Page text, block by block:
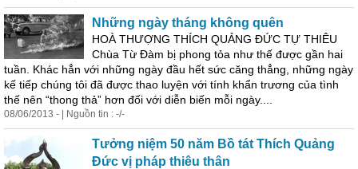
Những ngày tháng không quên
HOÀ THƯỢNG THÍCH QUẢNG ĐỨC TỰ THIÊU
Chùa Từ Đàm bị phong tỏa như thế được gần hai
tuần. Khác hẳn với những ngày đầu hết sức căng thẳng, những ngày
kế tiếp chúng tôi đã được thao luyện với tính khẩn trương của tình
thế nên “thong thả” hơn đối với diễn biến mỗi ngày....
08/06/2013 - | Nguồn tin : -/-
Tưởng niệm 50 năm Bồ tát Thích Quảng
Đức vị pháp thiêu thân